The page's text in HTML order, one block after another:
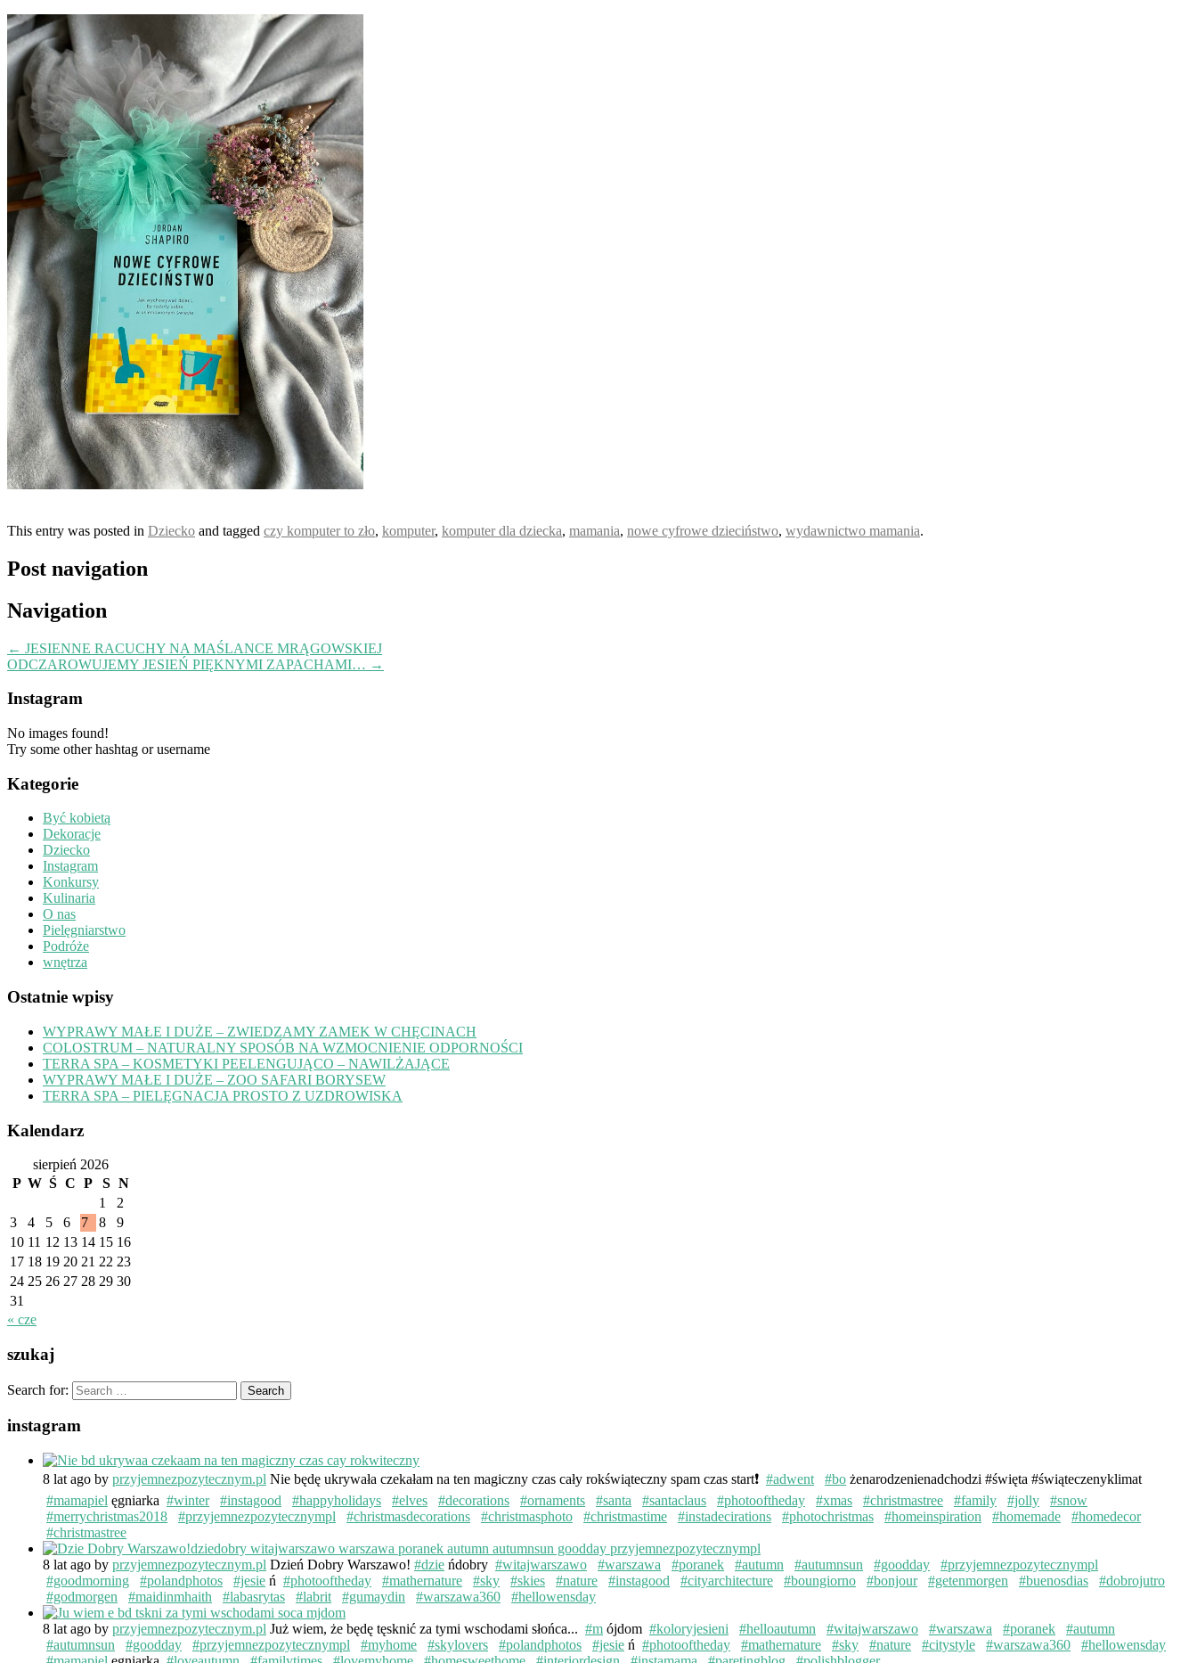
This entry was posted in Dziecko and tagged czy komputer to zło, komputer, komputer dla dziecka, mamania, nowe cyfrowe dzieciństwo, wydawnictwo mamania.
Post navigation
Navigation
← JESIENNE RACUCHY NA MAŚLANCE MRĄGOWSKIEJ
ODCZAROWUJEMY JESIEŃ PIĘKNYMI ZAPACHAMI… →
Instagram
No images found!
Try some other hashtag or username
Kategorie
Być kobietą
Dekoracje
Dziecko
Instagram
Konkursy
Kulinaria
O nas
Pielęgniarstwo
Podróże
wnętrza
Ostatnie wpisy
WYPRAWY MAŁE I DUŻE – ZWIEDZAMY ZAMEK W CHĘCINACH
COLOSTRUM – NATURALNY SPOSÓB NA WZMOCNIENIE ODPORNOŚCI
TERRA SPA – KOSMETYKI PEELENGUJĄCO – NAWILŻAJĄCE
WYPRAWY MAŁE I DUŻE – ZOO SAFARI BORYSEW
TERRA SPA – PIELĘGNACJA PROSTO Z UZDROWISKA
Kalendarz
sierpień 2026
P W Ś C P S N
1
2
3
4 5 6 7 8
9
10 11 12 13 14 15 16
17 18 19 20 21 22 23
24 25 26 27 28 29 30
31
« cze
szukaj
Search for:
instagram
8 lat ago by przyjemnezpozytecznym.pl Nie będę ukrywała czekałam na ten magiczny czas cały rokświąteczny spam czas start❗️ #adwent #bo żenarodzenienadchodzi #święta #świąteczenyklimat
#mamapiel ęgniarka #winter #instagood #happyholidays #elves #decorations #ornaments #santa #santaclaus #photooftheday #xmas #christmastree #family #jolly
#snow
#merrychristmas2018
#przyjemnezpozytecznympl #christmasdecorations #christmasphoto #christmastime #instadecirations #photochristmas #homeinspiration #homemade
#homedecor
#christmastree
8 lat ago by przyjemnezpozytecznym.pl Dzień Dobry Warszawo! #dzie ńdobry #witajwarszawo #warszawa #poranek #autumn #autumnsun #goodday
#przyjemnezpozytecznympl
#goodmorning
#polandphotos #jesie ń #photooftheday #mathernature #sky #skies #nature #instagood #cityarchitecture #boungiorno #bonjour #getenmorgen #buenosdias
#dobrojutro
#godmorgen
#maidinmhaith #labasrytas #labrit #gumaydin #warszawa360 #hellowensday
8 lat ago by przyjemnezpozytecznym.pl Już wiem, że będę tęsknić za tymi wschodami słońca... #m ójdom #koloryjesieni #helloautumn #witajwarszawo #warszawa #poranek
#autumn
#autumnsun
#goodday #przyjemnezpozytecznympl #myhome #skylovers #polandphotos #jesie ń #photooftheday #mathernature #sky #nature #citystyle #warszawa360
#hellowensday